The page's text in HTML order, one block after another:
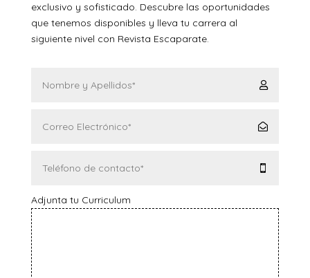
exclusivo y sofisticado. Descubre las oportunidades
que tenemos disponibles y lleva tu carrera al
siguiente nivel con Revista Escaparate.
Adjunta tu Curriculum